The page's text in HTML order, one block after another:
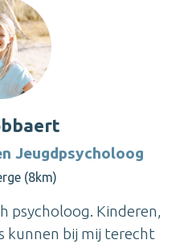
Jeugdpsycholoog
(8km)
psycholoog. Kinderen,
kunnen bij mij terecht